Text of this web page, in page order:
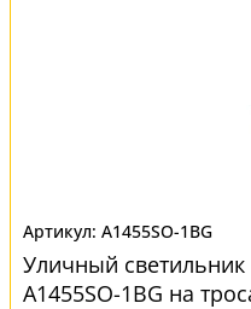
A1455SO-1BG
Уличный
A1455SO-1BG на